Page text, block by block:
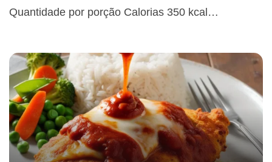
Quantidade por porção Calorias 350 kcal…